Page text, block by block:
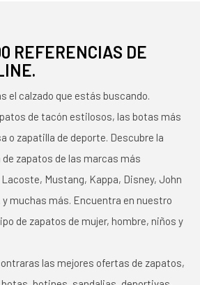
REFERENCIAS DE
el calzado que estás buscando.
de tacón estilosos, las botas más
o zapatilla de deporte. Descubre la
zapatos de las marcas más
Mustang, Kappa, Disney, John
muchas más. Encuentra en nuestro
de zapatos de mujer, hombre, niños y
las mejores ofertas de zapatos,